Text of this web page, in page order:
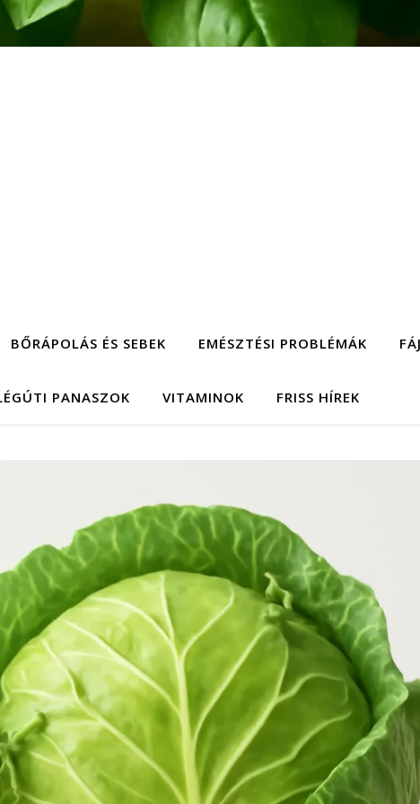
BŐRÁPOLÁS ÉS SEBEK EMÉSZTÉSI PROBLÉMÁK
PANASZOK VITAMINOK FRISS HÍREK